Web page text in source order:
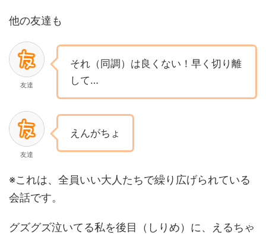
他の友達も
友達
それ（同調）は良くない！早く切り離
して…
友達
えんがちょ
※これは、全員いい大人たちで繰り広げられている
会話です。
グズグズ泣いてる私を後目（しりめ）に、えるちゃ